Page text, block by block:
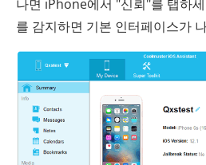
나면 iPhone에서 "신뢰"를 탭하
를 감지하면 기본 인터페이스가